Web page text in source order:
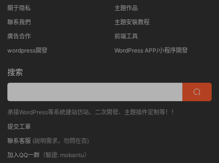
關于隐私
聯系我們
廣告合作
wordpress開發
主題作品
主題安裝教程
前端工具
WordPress APP/小程序開發
搜索
承接WordPress等系統建站仿站、二次開發、主題插件定制等！！
提交工單
聯系客服 (說明需求，勿問在否)
加入QQ一群 （驗證: mobantu）